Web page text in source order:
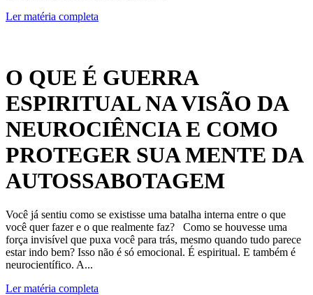
Ler matéria completa
O QUE É GUERRA
ESPIRITUAL NA VISÃO DA
NEUROCIÊNCIA E COMO
PROTEGER SUA MENTE DA
AUTOSSABOTAGEM
Você já sentiu como se existisse uma batalha interna entre o que
você quer fazer e o que realmente faz? Como se houvesse uma
força invisível que puxa você para trás, mesmo quando tudo parece
estar indo bem? Isso não é só emocional. É espiritual. E também é
neurocientífico. A...
Ler matéria completa